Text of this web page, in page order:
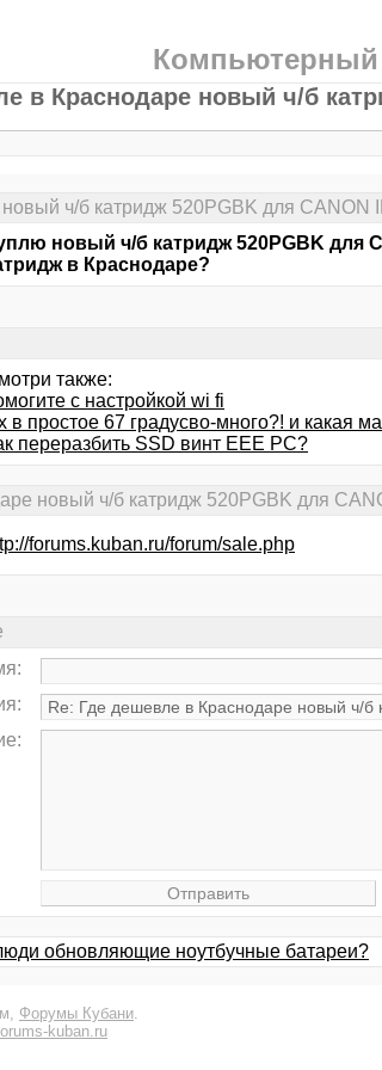
в Краснодаре новый ч/б
ч/б катридж 520PGBK для CANON
новый ч/б катридж 520PGBK для
в Краснодаре?
также:
с настройкой wi fi
в простое 67 градусво-много?! и какая
переразбить SSD винт EEE PC?
новый ч/б катридж 520PGBK для
forums.kuban.ru/forum/sale.php
обновляющие ноутбучные батареи?
Форумы Кубани
kuban.ru